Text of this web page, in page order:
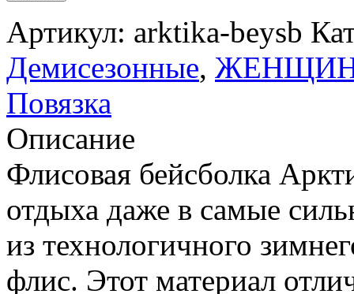
Артикул: arktika-beysb
Демисезонные,
Повязка
Описание
Флисовая бейсболка
отдыха даже в самые
из технологичного
флис. Этот материал